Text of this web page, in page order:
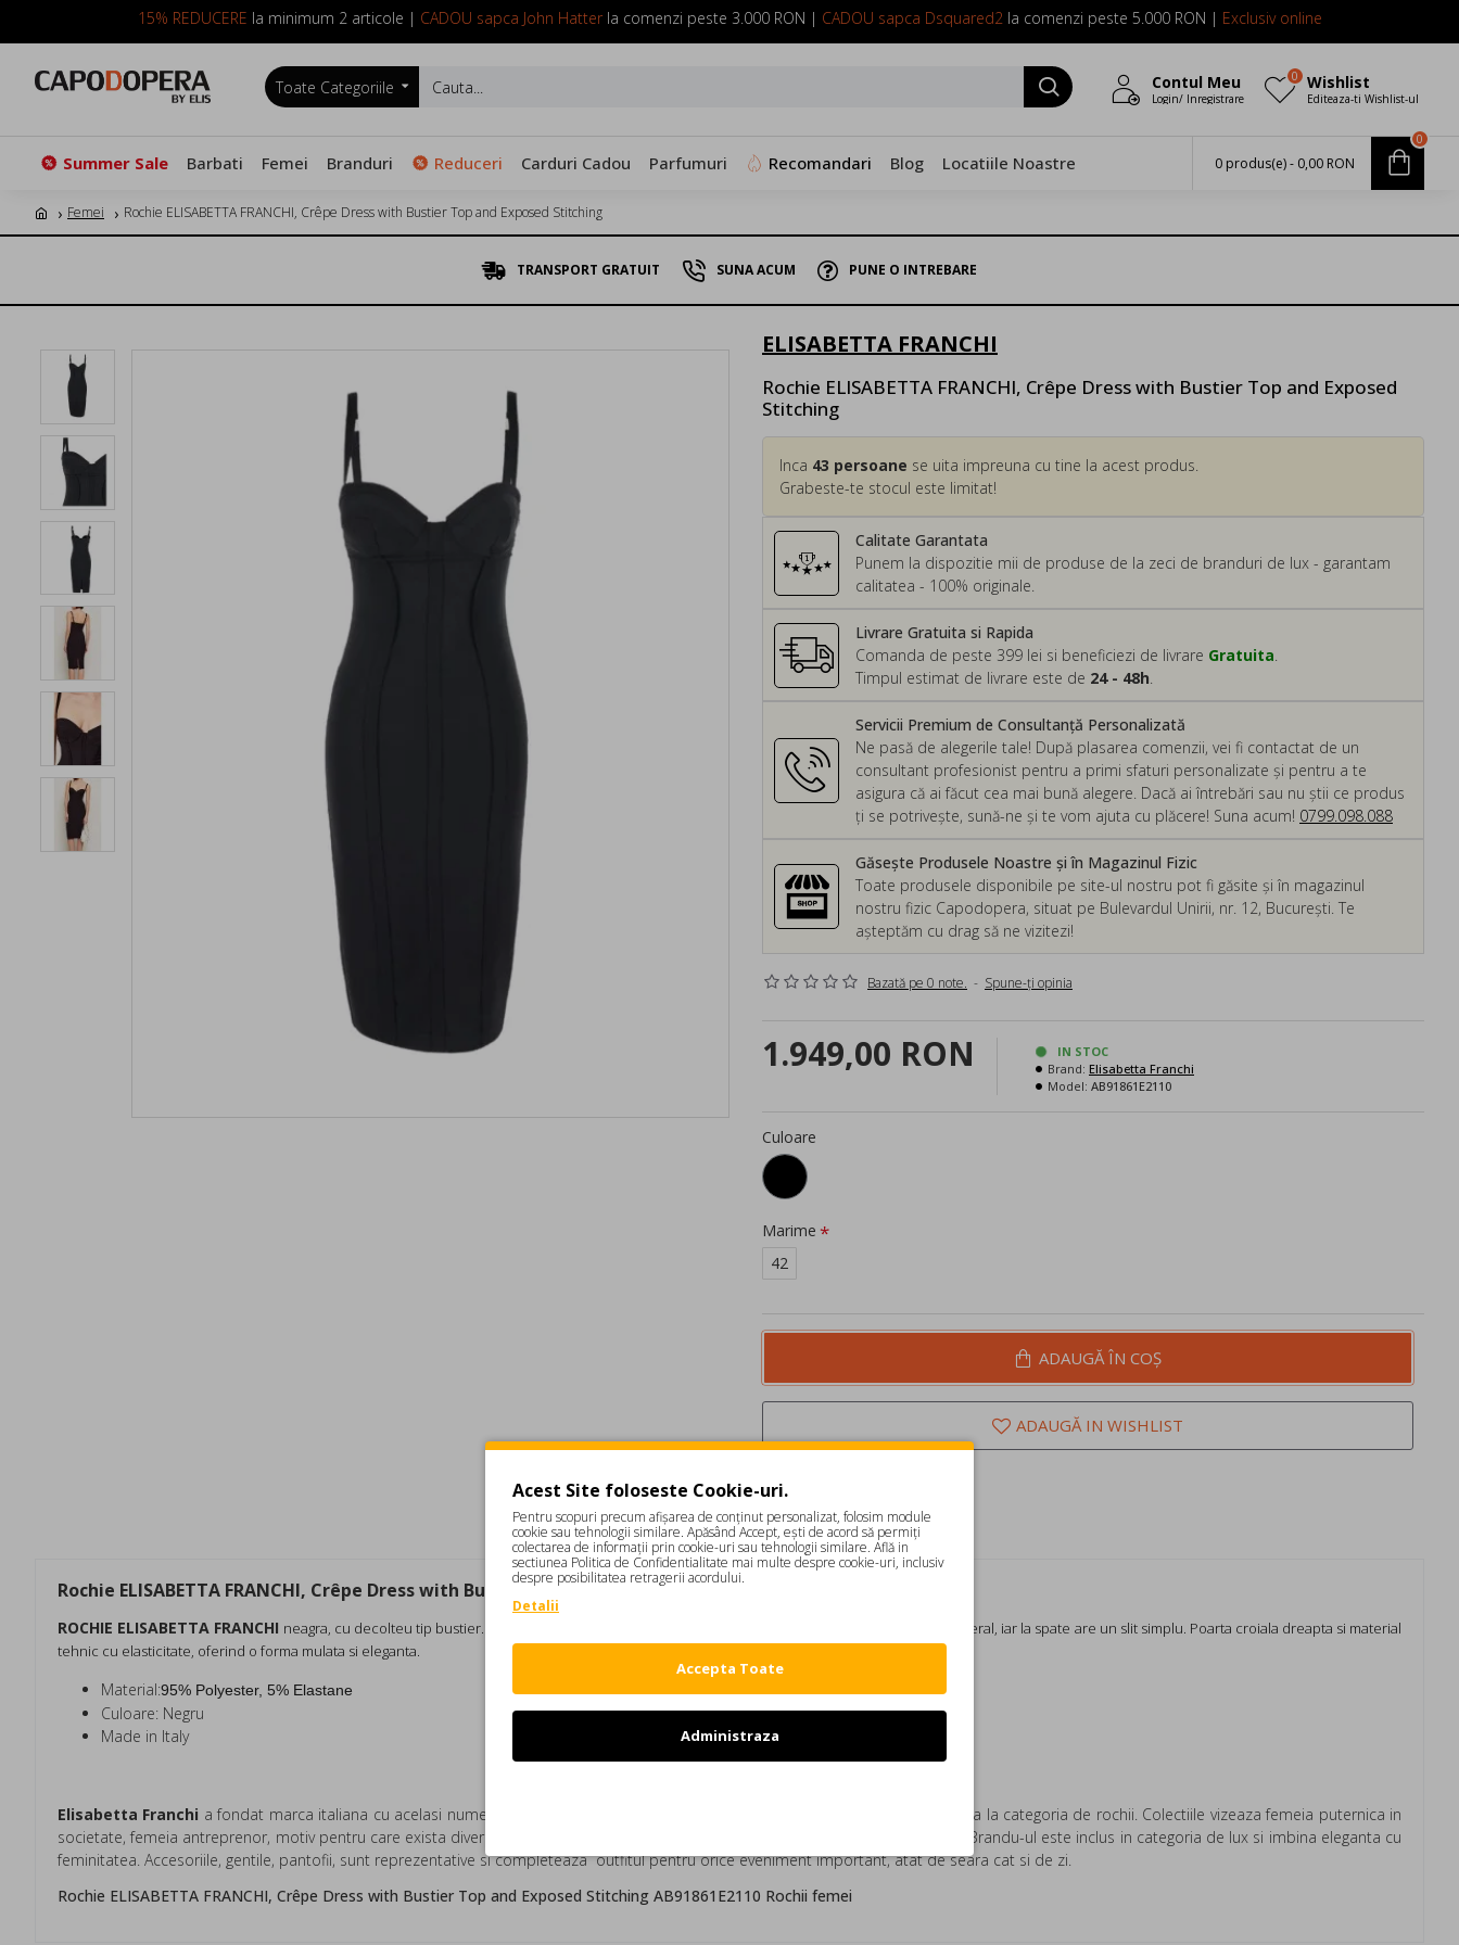
15% REDUCERE la minimum 2 articole | CADOU sapca John Hatterla comenzi peste 3.000 RON | CADOU sapca Dsquared2la comenzi peste 5.000 RON | Exclusiv online
SUNA ACUM: 0799 098 088
Toate Categoriile Contul Meu
Login/ Inregistrare
Wishlist
Editeaza-ti Wishlist-ul
0
Summer Sale Barbati Femei Branduri Reduceri Carduri Cadou Parfumuri Recomandari Blog Locatiile Noastre 0 produs(e) - 0,00 RON
0
Femei Rochie ELISABETTA FRANCHI, Crêpe Dress with Bustier Top and Exposed Stitching
TRANSPORT GRATUIT SUNA ACUM PUNE O INTREBARE
ELISABETTA FRANCHI
Rochie ELISABETTA FRANCHI, Crêpe Dress with Bustier Top and Exposed
Stitching
Calitate Garantata
Punem la dispozitie mii de produse de la zeci de branduri de lux - garantam
calitatea - 100% originale.
Inca 43 persoane se uita impreuna cu tine la acest produs.
Grabeste-te stocul este limitat!
Servicii Premium de Consultanță Personalizată
Ne pasă de alegerile tale! După plasarea comenzii, vei fi contactat de un
consultant profesionist pentru a primi sfaturi personalizate și pentru a te
asigura că ai făcut cea mai bună alegere. Dacă ai întrebări sau nu știi ce produs
ți se potrivește, sună-ne și te vom ajuta cu plăcere! Suna acum! 0799.098.088
Livrare Gratuita si Rapida
Comanda de peste 399 lei si beneficiezi de livrare Gratuita.
Timpul estimat de livrare este de 24 - 48h.
Găsește Produsele Noastre și în Magazinul Fizic
Toate produsele disponibile pe site-ul nostru pot fi găsite și în magazinul
nostru fizic Capodopera, situat pe Bulevardul Unirii, nr. 12, București. Te
așteptăm cu drag să ne vizitezi!
Bazată pe 0 note. - Spune-ţi opinia
1.949,00 RON
IN STOC
Brand: Elisabetta Franchi
Model: AB91861E2110
Culoare
Marime
42
ADAUGĂ ÎN COŞ
ADAUGĂ IN WISHLIST
DESCRIERE REVIEW-URI
Rochie ELISABETTA FRANCHI, Crêpe Dress with Bustier Top and Exposed Stitching AB91861E2110
ROCHIE ELISABETTA FRANCHI neagra, cu decolteu tip bustier. Este fara maneci si are bretele ajustabile. Inchiderea se face cu fermoar lateral, iar la spate are un slit simplu. Poarta croiala dreapta si material
tehnic cu elasticitate, oferind o forma mulata si eleganta.
Material:95% Polyester, 5% Elastane
Culoare: Negru
Made in Italy
Elisabetta Franchi a fondat marca italiana cu acelasi nume in 1998. Stilul este clar si extrem de feminin cu focus si gama extinsa la categoria de rochii. Colectiile vizeaza femeia puternica in
societate, femeia antreprenor, motiv pentru care exista diversitate la categoria office, costume cu croi cambrat dar si rochii midi. Brandu-ul este inclus in categoria de lux si imbina eleganta cu
feminitatea. Accesoriile, gentile, pantofii, sunt reprezentative si completeaza outfitul pentru orice eveniment important, atat de seara cat si de zi.
Rochie ELISABETTA FRANCHI, Crêpe Dress with Bustier Top and Exposed Stitching AB91861E2110 Rochii femei
Acest Site foloseste Cookie-uri.
Pentru scopuri precum afișarea de conținut personalizat, folosim module
cookie sau tehnologii similare. Apăsând Accept, ești de acord să permiți
colectarea de informații prin cookie-uri sau tehnologii similare. Află in
sectiunea Politica de Confidentialitate mai multe despre cookie-uri, inclusiv
despre posibilitatea retragerii acordului.
Detalii
Accepta Toate
Administraza